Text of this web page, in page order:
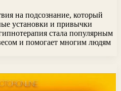
на подсознание, который
установки и привычки
стала популярным
и помогает многим людям